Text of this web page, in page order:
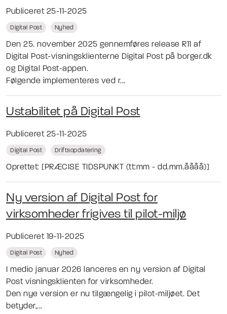
Publiceret 25-11-2025
Digital Post Nyhed
Den 25. november 2025 gennemføres release R11 af
Digital Post-visningsklienterne Digital Post på borger.dk
og Digital Post-appen.
Følgende implementeres ved r...
Ustabilitet på Digital Post
Publiceret 25-11-2025
Digital Post Driftsopdatering
Oprettet: [PRÆCISE TIDSPUNKT (tt:mm - dd.mm.åååå)]
Ny version af Digital Post for
virksomheder frigives til pilot-miljø
Publiceret 19-11-2025
Digital Post Nyhed
I medio januar 2026 lanceres en ny version af Digital
Post visningsklienten for virksomheder.
Den nye version er nu tilgængelig i pilot-miljøet. Det
betyder,...